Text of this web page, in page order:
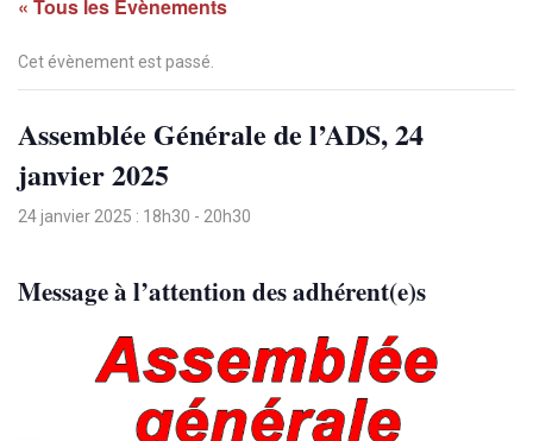
« Tous les Évènements
Cet évènement est passé.
Assemblée Générale de l’ADS, 24
janvier 2025
24 janvier 2025 : 18h30 - 20h30
Message à l’attention des adhérent(e)s